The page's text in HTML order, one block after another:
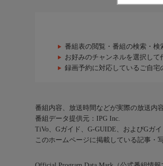
番組表の閲覧・番組の検索・検
お好みのチャンネルを選択して
録画予約に対応しているご自宅
番組内容、放送時間などが実際の放送内
番組データ提供元：IPG Inc.
TiVo、Gガイド、G-GUIDE、およびGガ
このホームページに掲載している記事・